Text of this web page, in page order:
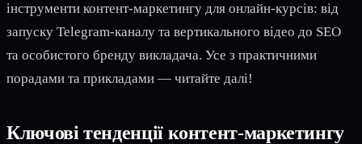
інструменти контент-маркетингу для онлайн-курсів: від
запуску Telegram-каналу та вертикального відео до SEO
та особистого бренду викладача. Усе з практичними
порадами та прикладами — читайте далі!
Ключові тенденції контент-маркетингу